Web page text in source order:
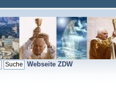
Webseite ZDW